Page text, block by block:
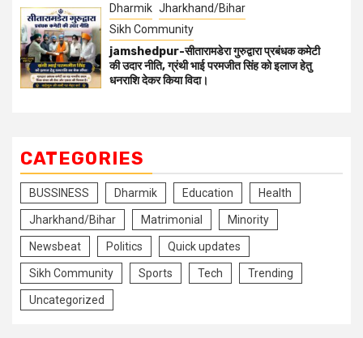
Dharmik Jharkhand/Bihar
Sikh Community
jamshedpur-सीतारामडेरा गुरुद्वारा प्रबंधक कमेटी
की उदार नीति, ग्रंथी भाई परमजीत सिंह को इलाज हेतु
धनराशि देकर किया विदा।
CATEGORIES
BUSSINESS Dharmik Education Health
Jharkhand/Bihar Matrimonial Minority
Newsbeat Politics Quick updates
Sikh Community Sports Tech Trending
Uncategorized